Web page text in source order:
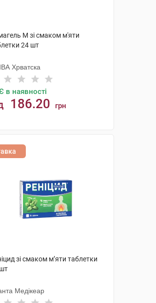
М зі смаком м'яти
24 шт
Хрватска
в наявності
186.20 грн
зі смаком м’яти таблетки
Медікеар